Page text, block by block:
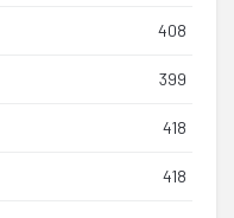
408
399
418
418